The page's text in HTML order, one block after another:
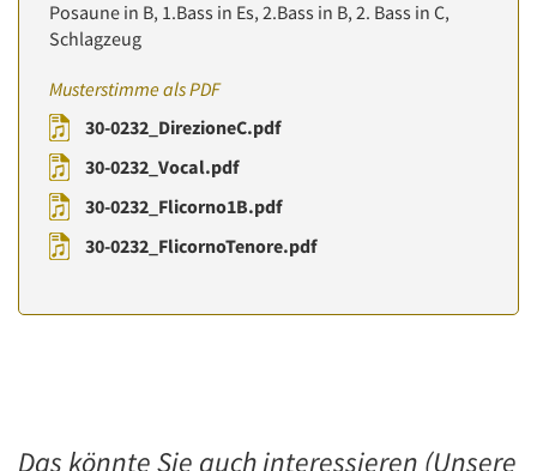
Posaune in B, 1.Bass in Es, 2.Bass in B, 2. Bass in C,
Schlagzeug
Musterstimme als PDF
30-0232_DirezioneC.pdf
30-0232_Vocal.pdf
30-0232_Flicorno1B.pdf
30-0232_FlicornoTenore.pdf
Das könnte Sie auch interessieren (Unsere